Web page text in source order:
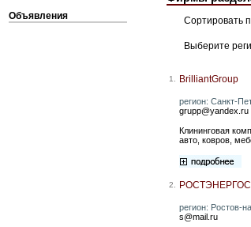
Объявления Сортировать
Выберите
1. BrilliantGroup
регион: Санкт-
grupp@yandex.ru
Клининговая
авто, ковров,
2.
регион: Ростов-
s@mail.ru